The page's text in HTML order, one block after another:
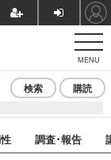
MENU
検索 購読
調査･報告